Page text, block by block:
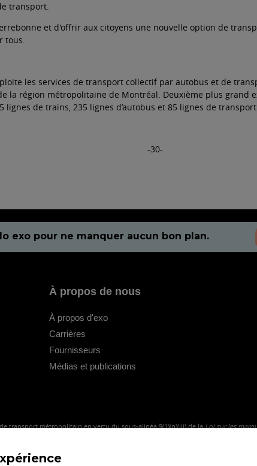
transport.
et d'offrir aux citoyens une nouvelle option de
tous.
les services de transport collectif par autobus et de
la région métropolitaine de Montréal. Deuxième plus grand
lignes de trains, 235 lignes d’autobus et 85 lignes de
-30-
exo pour ne manquer aucun bon plan.
À propos de nous
À propos d'exo
Carrières
Fournisseurs
Médias et publications
transport métropolitain en vertu du sous-alinéa 9(1)(n)(iii) de laLoi sur les